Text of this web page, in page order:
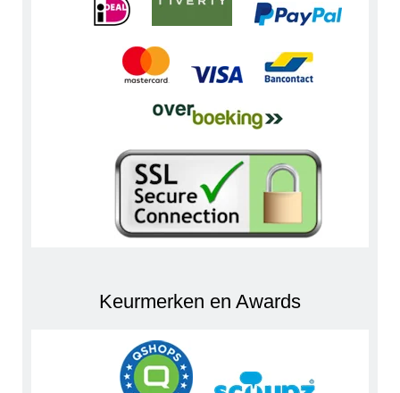
Keurmerken en Awards